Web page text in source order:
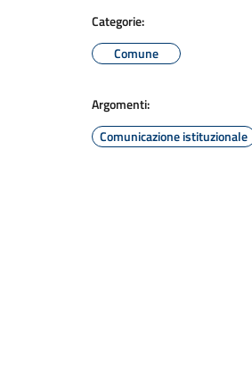
Categorie:
Comune
Argomenti:
Comunicazione istituzionale